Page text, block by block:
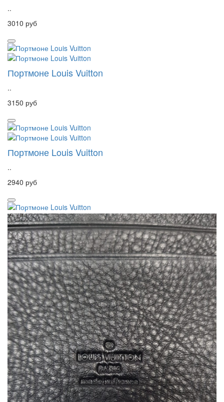
..
3010 руб
Портмоне Louis Vuitton
..
3150 руб
Портмоне Louis Vuitton
..
2940 руб